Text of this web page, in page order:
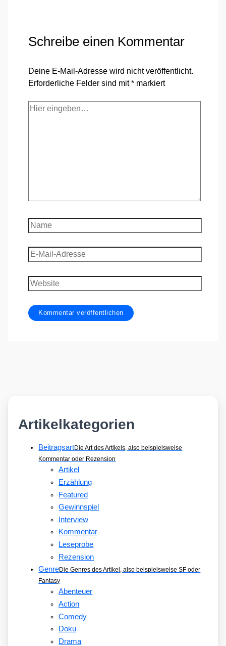
Schreibe einen Kommentar
Deine E-Mail-Adresse wird nicht veröffentlicht.
Erforderliche Felder sind mit* markiert
Hier
Name
E-
Mail-
Adresse
Website
Artikelkategorien
BeitragsartDie Art des Artikels, also beispielsweise
Kommentar oder Rezension
Artikel
Erzählung
Featured
Gewinnspiel
Interview
Kommentar
Leseprobe
Rezension
GenreDie Genres des Artikel, also beispielsweise SF oder
Fantasy
Abenteuer
Action
Comedy
Doku
Drama